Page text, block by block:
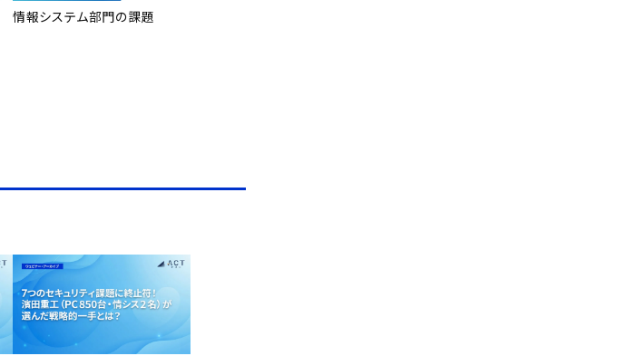
情報システム部門の課題